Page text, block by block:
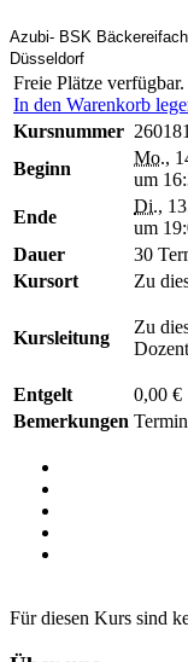
Azubi- BSK
Düsseldorf
Freie Plätze verfügbar.
In den Warenkorb
Kursnummer
Beginn
Mo.,
um
Ende
Di.,
um
Dauer
30
Kursort
Zu
Kursleitung
Zu
Entgelt
0,00 €
Bemerkungen
Für diesen Kurs sind